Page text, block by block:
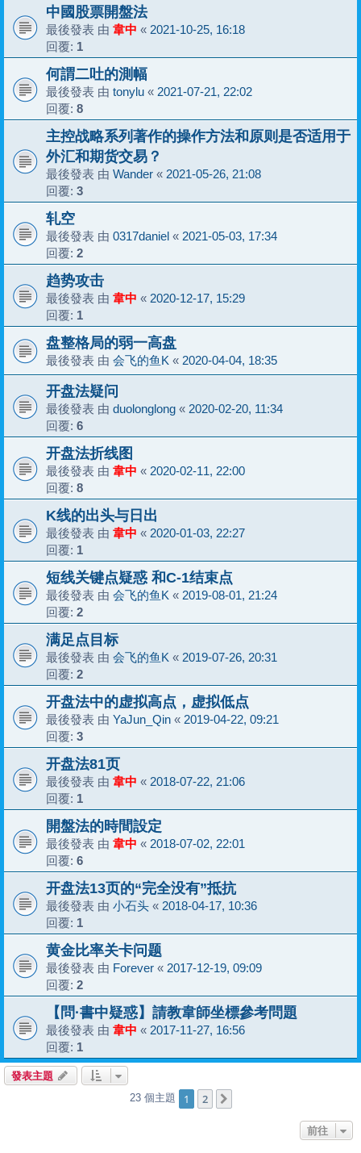
中國股票開盤法
最後發表 由 韋中 « 2021-10-25, 16:18
回覆: 1
何謂二吐的測幅
最後發表 由 tonylu « 2021-07-21, 22:02
回覆: 8
主控战略系列著作的操作方法和原则是否适用于
外汇和期货交易？
最後發表 由 Wander « 2021-05-26, 21:08
回覆: 3
轧空
最後發表 由 0317daniel « 2021-05-03, 17:34
回覆: 2
趋势攻击
最後發表 由 韋中 « 2020-12-17, 15:29
回覆: 1
盘整格局的弱一高盘
最後發表 由 会飞的鱼K « 2020-04-04, 18:35
开盘法疑问
最後發表 由 duolonglong « 2020-02-20, 11:34
回覆: 6
开盘法折线图
最後發表 由 韋中 « 2020-02-11, 22:00
回覆: 8
K线的出头与日出
最後發表 由 韋中 « 2020-01-03, 22:27
回覆: 1
短线关键点疑惑 和C-1结束点
最後發表 由 会飞的鱼K « 2019-08-01, 21:24
回覆: 2
满足点目标
最後發表 由 会飞的鱼K « 2019-07-26, 20:31
回覆: 2
开盘法中的虚拟高点，虚拟低点
最後發表 由 YaJun_Qin « 2019-04-22, 09:21
回覆: 3
开盘法81页
最後發表 由 韋中 « 2018-07-22, 21:06
回覆: 1
開盤法的時間設定
最後發表 由 韋中 « 2018-07-02, 22:01
回覆: 6
开盘法13页的“完全没有”抵抗
最後發表 由 小石头 « 2018-04-17, 10:36
回覆: 1
黄金比率关卡问题
最後發表 由 Forever « 2017-12-19, 09:09
回覆: 2
【問·書中疑惑】請教韋師坐標參考問題
最後發表 由 韋中 « 2017-11-27, 16:56
回覆: 1
發表主題
23 個主題 1 2
前往